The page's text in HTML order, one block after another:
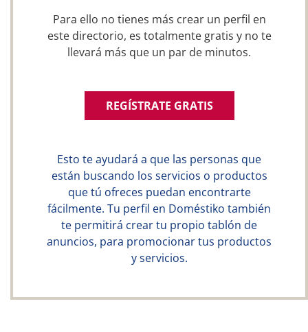
Para ello no tienes más crear un perfil en
este directorio, es totalmente gratis y no te
llevará más que un par de minutos.
REGÍSTRATE GRATIS
Esto te ayudará a que las personas que
están buscando los servicios o productos
que tú ofreces puedan encontrarte
fácilmente. Tu perfil en Doméstiko también
te permitirá crear tu propio tablón de
anuncios, para promocionar tus productos
y servicios.